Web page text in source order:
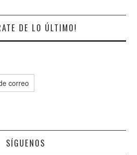
DE LO ÚLTIMO!
SÍGUENOS